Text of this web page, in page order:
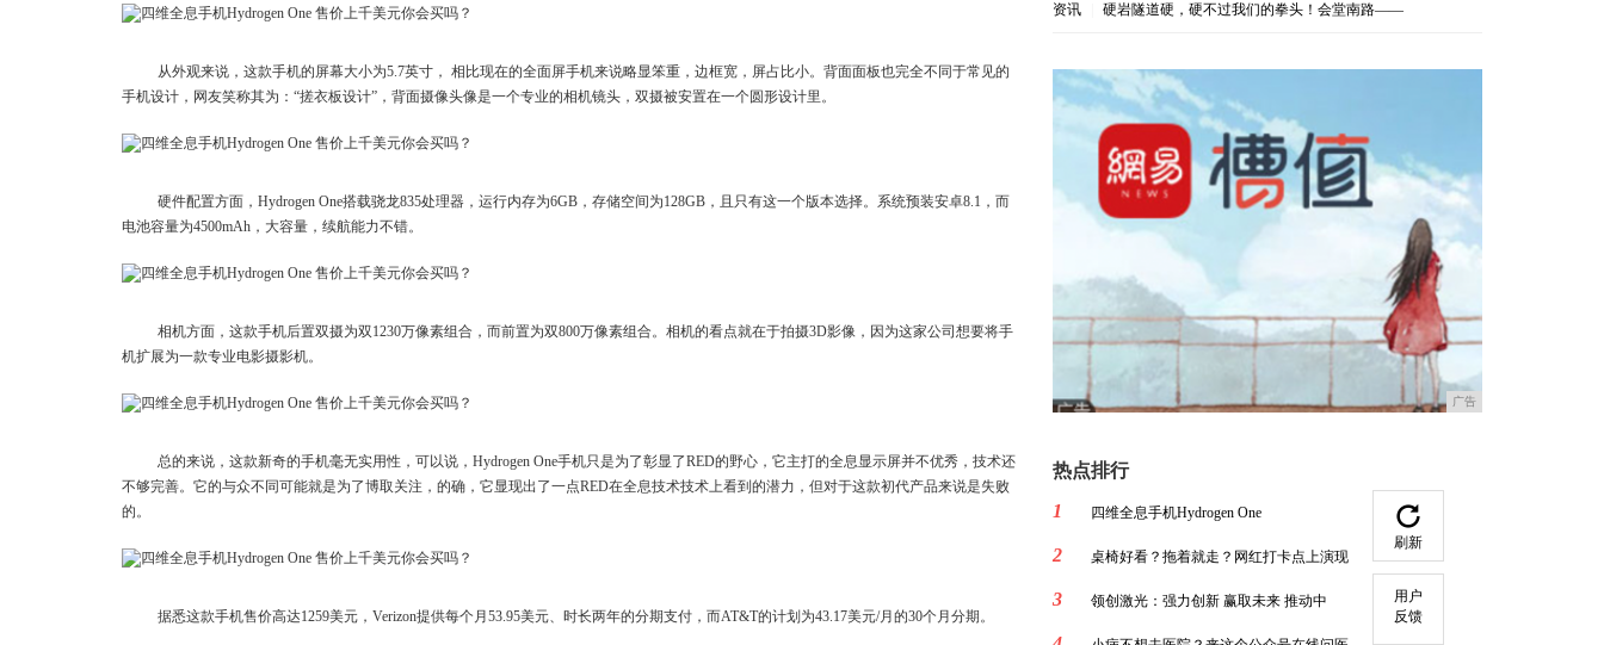
从外观来说，这款手机的屏幕大小为5.7英寸， 相比现在的全面屏手机来说略显笨重，边框宽，屏占比小。背面面板也完全不同于常见的
手机设计，网友笑称其为：“搓衣板设计”，背面摄像头像是一个专业的相机镜头，双摄被安置在一个圆形设计里。
硬件配置方面，Hydrogen One搭载骁龙835处理器，运行内存为6GB，存储空间为128GB，且只有这一个版本选择。系统预装安卓8.1，而
电池容量为4500mAh，大容量，续航能力不错。
相机方面，这款手机后置双摄为双1230万像素组合，而前置为双800万像素组合。相机的看点就在于拍摄3D影像，因为这家公司想要将手
机扩展为一款专业电影摄影机。
总的来说，这款新奇的手机毫无实用性，可以说，Hydrogen One手机只是为了彰显了RED的野心，它主打的全息显示屏并不优秀，技术还
不够完善。它的与众不同可能就是为了博取关注，的确，它显现出了一点RED在全息技术技术上看到的潜力，但对于这款初代产品来说是失败
的。
据悉这款手机售价高达1259美元，Verizon提供每个月53.95美元、时长两年的分期支付，而AT&T的计划为43.17美元/月的30个月分期。
资讯 硬岩隧道硬，硬不过我们的拳头！会堂南路——
广告
热点排行
1
四维全息手机Hydrogen One
2 桌椅好看？拖着就走？网红打卡点上演现
3 领创激光：强力创新 赢取未来 推动中
刷新
用户
反馈